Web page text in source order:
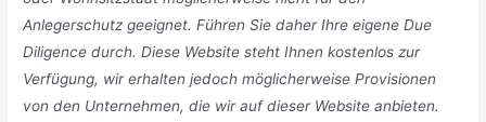
Anlegerschutz geeignet. Führen Sie daher Ihre eigene Due
Diligence durch. Diese Website steht Ihnen kostenlos zur
Verfügung, wir erhalten jedoch möglicherweise Provisionen
von den Unternehmen, die wir auf dieser Website anbieten.